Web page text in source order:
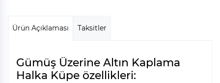
Ürün Açıklaması Taksitler
Gümüş Üzerine Altın Kaplama
Halka Küpe özellikleri: